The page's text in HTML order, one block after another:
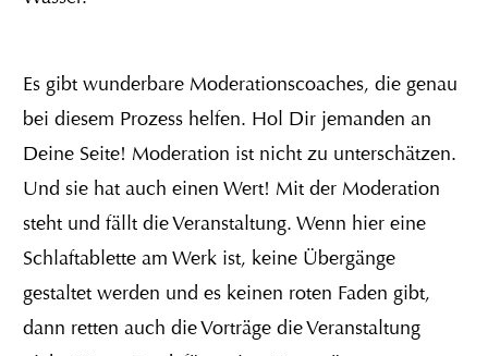
Es gibt wunderbare Moderationscoaches, die genau
bei diesem Prozess helfen. Hol Dir jemanden an
Deine Seite! Moderation ist nicht zu unterschätzen.
Und sie hat auch einen Wert! Mit der Moderation
steht und fällt die Veranstaltung. Wenn hier eine
Schlaftablette am Werk ist, keine Übergänge
gestaltet werden und es keinen roten Faden gibt,
dann retten auch die Vorträge die Veranstaltung